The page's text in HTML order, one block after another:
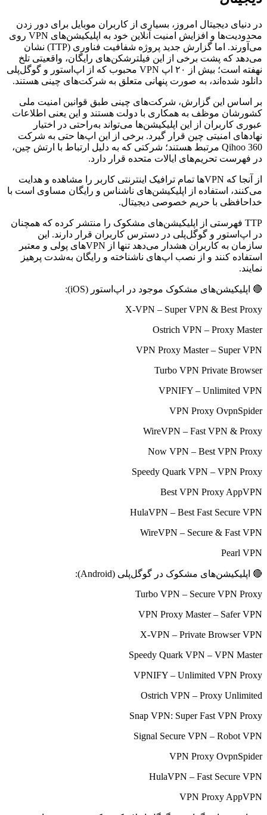
در دنیای دیجیتال امروز، بسیاری از کاربران موبایل برای دور زدن
محدودیت‌ها و افزایش امنیت آنلاین خود به اپلیکیشن‌های VPN روی
می‌آورند. اما گزارش جدید پروژه شفافیت فناوری (TTP) نشان
می‌دهد که پشت برخی از این فیلترشکن‌های رایگان، واقعیتی تلخ
نهفته است؛ بیش از ۲۰ اپ VPN محبوب که از اپ‌استور و گوگل‌پلی
دانلود شده‌اند، به صورت پنهانی متعلق به شرکت‌های چینی هستند.
بر اساس این گزارش، شرکت‌های چینی طبق قوانین امنیت ملی
کشورشان موظف به همکاری با دولت هستند و این یعنی اطلاعات
عبوری کاربران از این اپلیکیشن‌ها می‌تواند به‌راحتی در اختیار
نهادهای امنیتی چین قرار گیرد. برخی از این اپ‌ها حتی به شرکت
Qihoo 360 مرتبط هستند؛ شرکتی که به دلیل ارتباط با ارتش چین،
در فهرست تحریم‌های ایالات متحده قرار دارد.
از آنجا که VPNها تمام ترافیک اینترنتی کاربر را مشاهده و هدایت
می‌کنند، استفاده از اپلیکیشن‌های ناشناس و رایگان مساوی است با
خداحافظی با حریم خصوصی دیجیتال.
TTP فهرستی از اپلیکیشن‌های مشکوک را منتشر کرده که همچنان
در اپ‌استور و گوگل‌پلی در دسترس کاربران قرار دارند. این
سازمان به کاربران هشدار می‌دهد تنها از VPNهای پولی و معتبر
استفاده کنند و از نصب اپ‌های ناشناخته و رایگان به‌شدت پرهیز
نمایند.
🔴 اپلیکیشن‌های مشکوک موجود در اپ‌استور (iOS):
X-VPN – Super VPN & Best Proxy
Ostrich VPN – Proxy Master
VPN Proxy Master – Super VPN
Turbo VPN Private Browser
VPNIFY – Unlimited VPN
VPN Proxy OvpnSpider
WireVPN – Fast VPN & Proxy
Now VPN – Best VPN Proxy
Speedy Quark VPN – VPN Proxy
Best VPN Proxy AppVPN
HulaVPN – Best Fast Secure VPN
WireVPN – Secure & Fast VPN
Pearl VPN
🔴 اپلیکیشن‌های مشکوک در گوگل‌پلی (Android):
Turbo VPN – Secure VPN Proxy
VPN Proxy Master – Safer VPN
X-VPN – Private Browser VPN
Speedy Quark VPN – VPN Master
VPNIFY – Unlimited VPN Proxy
Ostrich VPN – Proxy Unlimited
Snap VPN: Super Fast VPN Proxy
Signal Secure VPN – Robot VPN
VPN Proxy OvpnSpider
HulaVPN – Fast Secure VPN
VPN Proxy AppVPN